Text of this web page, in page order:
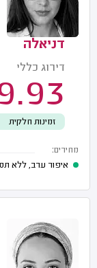
דניאלה
דירוג כללי
זמינות חלקית
מחירים:
איפור ערב, ללא